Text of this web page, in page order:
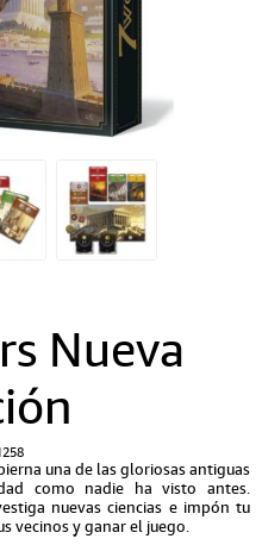
Nueva
una de las gloriosas antiguas
como nadie ha visto antes.
nuevas ciencias e impón tu
vecinos y ganar el juego.